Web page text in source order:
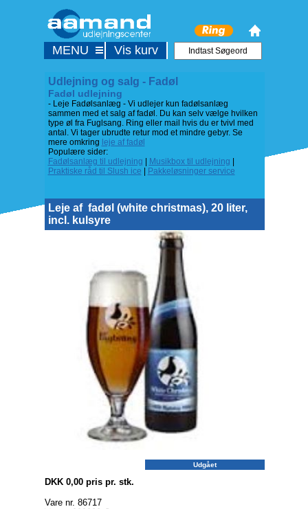
Udlejning og salg - Fadøl
Fadøl udlejning
- Leje Fadølsanlæg - Vi udlejer kun fadølsanlæg
sammen med et salg af fadøl. Du kan selv vælge hvilken
type øl fra Fuglsang. Ring eller mail hvis du er tvivl med
antal. Vi tager ubrudte retur mod et mindre gebyr. Se
mere omkring leje af fadøl
Populære sider:
Fadølsanlæg til udlejning
Musikbox til udlejning
Praktiske råd til Slush ice
Pakkeløsninger service
Leje af fadøl (white christmas), 20 liter,
incl. kulsyre
Udgået
DKK 0,00 pris pr. stk.
Vare nr. 86717
MENU Vis kurv